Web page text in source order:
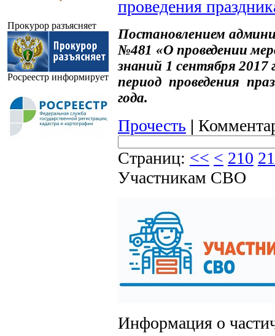
Прокурор разъясняет
Росреестр информирует
проведения
Постановлением
№481 «О проведении
знаний 1 сентября
период проведения
года.
Прочесть |
Страниц: << < 210
Участникам СВО
Информация о